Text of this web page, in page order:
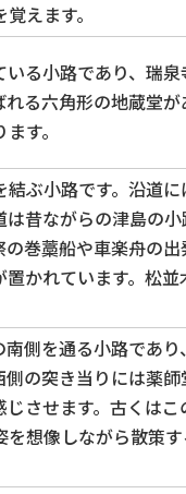
えます。
る小路であり、瑞
る六角形の地蔵堂
す。
ぶ小路です。沿道
昔ながらの津島の
巻藁船や車楽舟の
かれています。松
側を通る小路であ
の突き当りには薬
させます。古くは
想像しながら散策